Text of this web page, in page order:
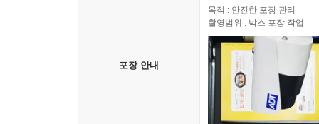
포장 안내
목적 : 안전한 포장 관리
촬영범위 : 박스 포장 작업